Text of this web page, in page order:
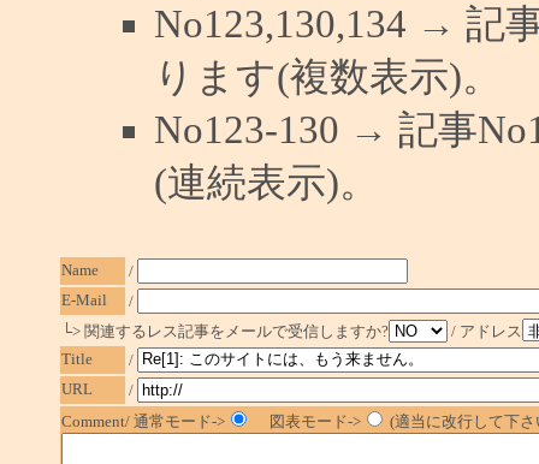
No123,130,134 → 記
ります(複数表示)。
No123-130 → 記事
(連続表示)。
Name
/
E-Mail
/
└> 関連するレス記事をメールで受信しますか?
/ アドレス
Title
/
URL
/
Comment/ 通常モード->
図表モード-> (適当に改行して下